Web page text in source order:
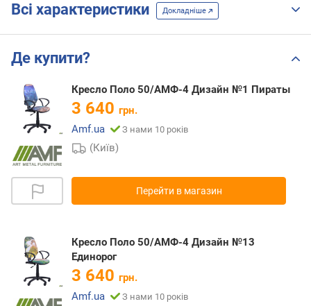
Всі характеристики Докладніше
Де купити?
Кресло Поло 50/АМФ-4 Дизайн №1 Пираты
3 640 грн.
Amf.ua
З нами 10 років
(Київ)
Перейти в магазин
Кресло Поло 50/АМФ-4 Дизайн №13
Единорог
3 640 грн.
Amf.ua
З нами 10 років